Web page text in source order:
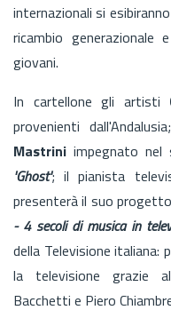
internazionali si
ricambio generazionale
giovani.
In cartellone gli artisti
provenienti
Mastrini impegnato
'Ghost'; il pianista
presenterà il suo
- 4 secoli di musica in
della Televisione
la televisione grazie
Bacchetti e Piero